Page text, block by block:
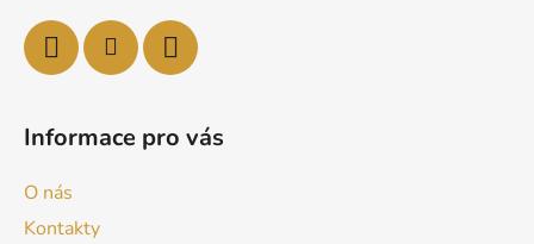
Informace pro vás
O nás
Kontakty